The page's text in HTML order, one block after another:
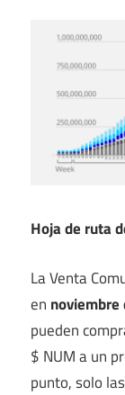
Hoja de ruta
La Venta
en noviembre
pueden
$ NUM a un
punto, solo